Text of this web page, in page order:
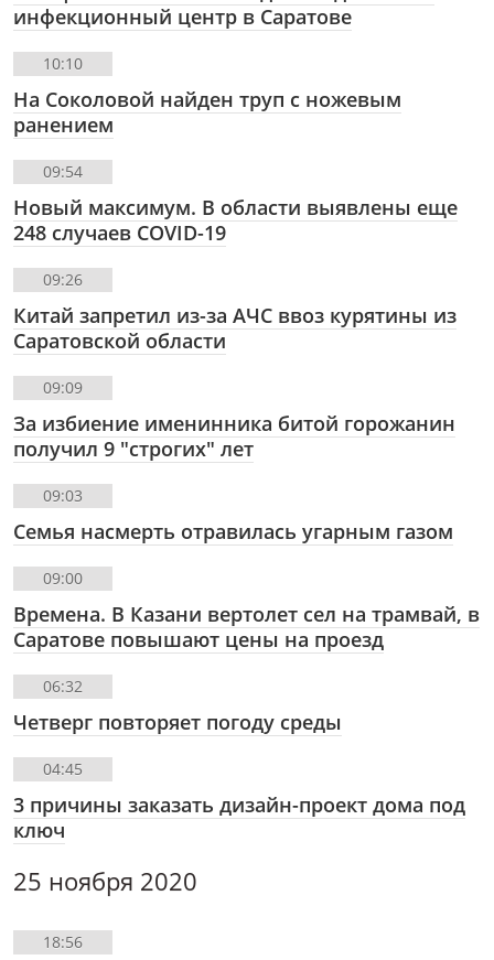
инфекционный центр в Саратове
10:10
На Соколовой найден труп с ножевым
ранением
09:54
Новый максимум. В области выявлены еще
248 случаев COVID-19
09:26
Китай запретил из-за АЧС ввоз курятины из
Саратовской области
09:09
За избиение именинника битой горожанин
получил 9 "строгих" лет
09:03
Семья насмерть отравилась угарным газом
09:00
Времена. В Казани вертолет сел на трамвай, в
Саратове повышают цены на проезд
06:32
Четверг повторяет погоду среды
04:45
3 причины заказать дизайн-проект дома под
ключ
25 ноября 2020
18:56